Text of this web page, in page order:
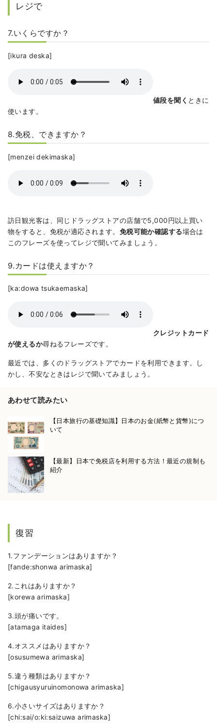
レジで
7.いくらですか？
[ikura deska]
値段を聞く ときに
使います。
8.免税、できますか？
[menzei dekimaska]
訪日観光客は、同じドラッグストアの店舗で5,000円以上買い
物をすると、免税が適応されます。 免税可能か確認する場合は
このフレーズを使ってレジで聞いてみましょう。
9.カードは使えますか？
[ka:dowa tsukaemaska]
クレジットカード
が使えるか尋ねるフレーズです。
最近では、多くのドラッグストアでカードを利用できます。し
かし、不安なときはレジで聞いてみましょう。
あわせて読みたい
【日本旅行の基礎知識】日本のお金(紙幣と貨幣)につ
いて
【最新】日本で免税店を利用する方法！最近の規制も
紹介
復習
1.ファンデーションはありますか？
[fande:shonwa arimaska]
2.これはありますか？
[korewa arimaska]
3.頭が痛いです。
[atamaga itaides]
4.オススメはありますか？
[osusumewa arimaska]
5.違う種類はありますか？
[chigausyuruinomonowa arimaska]
6.小さいサイズはありますか？
[chi:sai/o:ki:saizuwa arimaska]